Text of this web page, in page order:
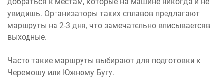
добраться к местам, которые на машине никогда и не
увидишь. Организаторы таких сплавов предлагают
маршруты на 2-3 дня, что замечательно вписываетсяв
выходные.
Часто такие маршруты выбирают для подготовки к
Черемошу или Южному Бугу.